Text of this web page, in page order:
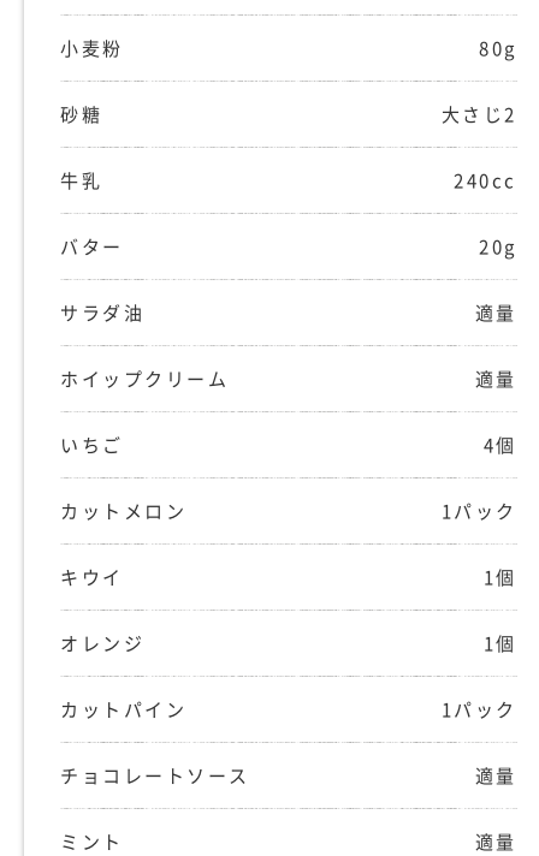
小麦粉 80g
砂糖 大さじ2
牛乳 240cc
バター 20g
サラダ油 適量
ホイップクリーム 適量
いちご 4個
カットメロン 1パック
キウイ 1個
オレンジ 1個
カットパイン 1パック
チョコレートソース 適量
ミント 適量